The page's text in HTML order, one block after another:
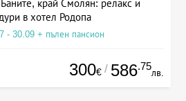
край Смолян: релакс и
в хотел Родопа
- 30.09 + пълен пансион
300€ / 586.75
лв.